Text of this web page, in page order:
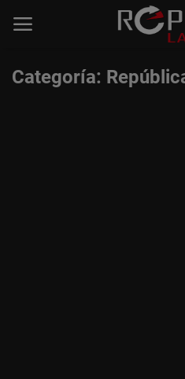
Categoría: